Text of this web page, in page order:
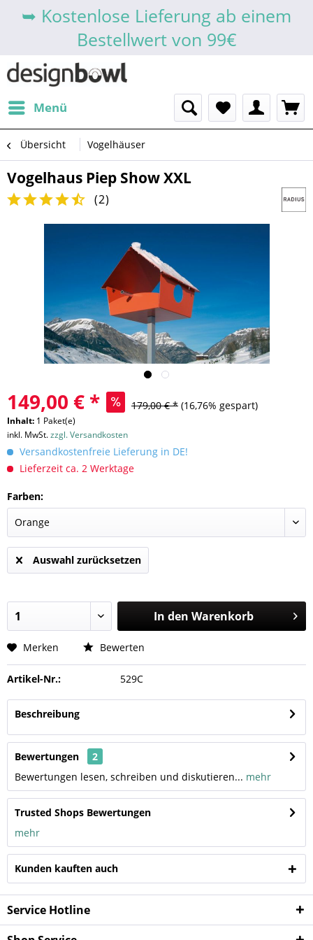
➥ Kostenlose Lieferung ab einem
Bestellwert von 99€
Menü
Übersicht Vogelhäuser
Vogelhaus Piep Show XXL
(2)
149,00 € * 179,00 € * (16,76% gespart)
Inhalt: 1 Paket(e)
inkl. MwSt.zzgl. Versandkosten
Versandkostenfreie Lieferung in DE!
Lieferzeit ca. 2 Werktage
Farben:
Auswahl zurücksetzen
In den Warenkorb
Merken Bewerten
Artikel-Nr.: 529C
Beschreibung
Bewertungen
2
Bewertungen lesen, schreiben und diskutieren... mehr
Trusted Shops Bewertungen
mehr
Kunden kauften auch
Service Hotline